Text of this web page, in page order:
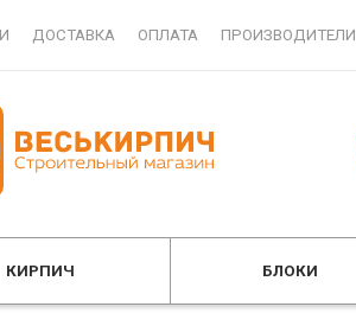
ДОСТАВКА ОПЛАТА ПРОИЗВОДИТЕЛИ
КИРПИЧ БЛОКИ